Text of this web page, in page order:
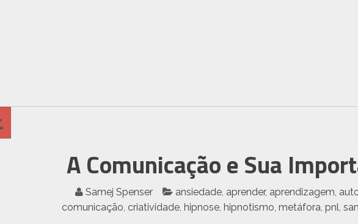
A Comunicação e Sua
Samej Spenser ansiedade, aprender, aprendizagem,
comunicação, criatividade, hipnose, hipnotismo, metáfora, pnl,